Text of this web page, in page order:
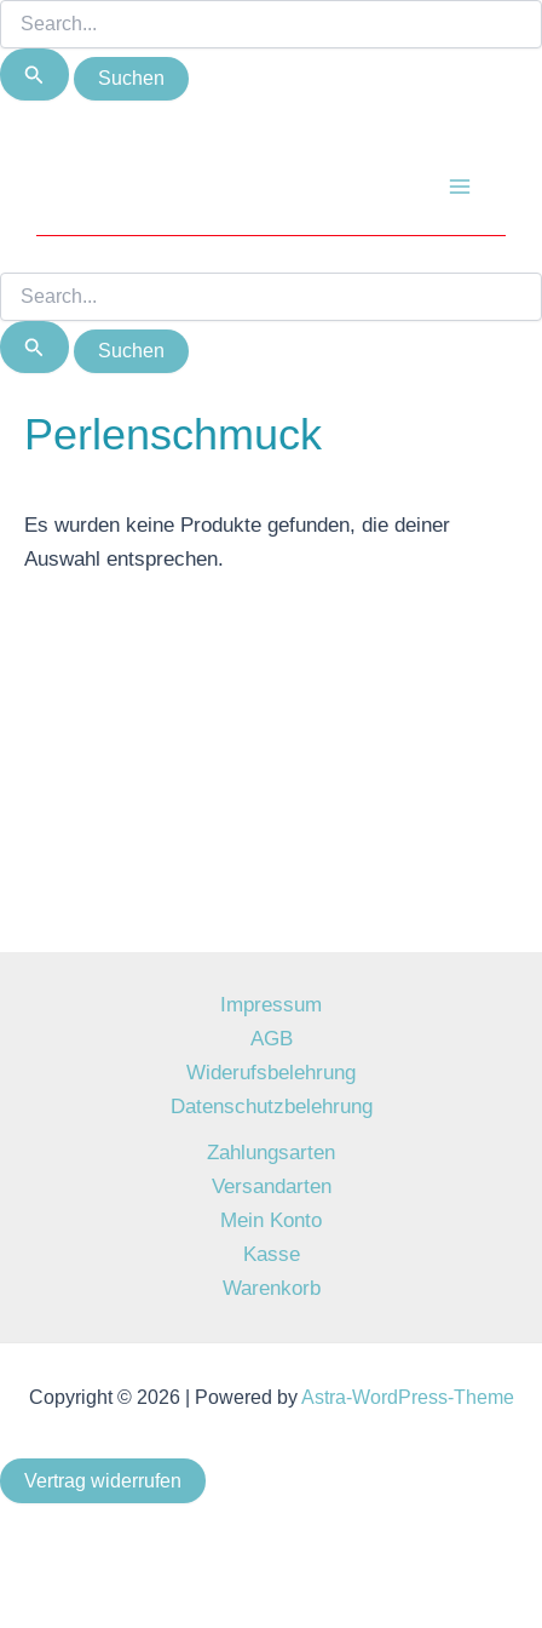
Zum
Inhalt
springen
nach:
nach:
Perlenschmuck
Es wurden keine Produkte gefunden, die deiner
Auswahl entsprechen.
Impressum
AGB
Widerufsbelehrung
Datenschutzbelehrung
Zahlungsarten
Versandarten
Mein Konto
Kasse
Warenkorb
Copyright © 2026 | Powered byAstra-WordPress-Theme
Vertrag widerrufen